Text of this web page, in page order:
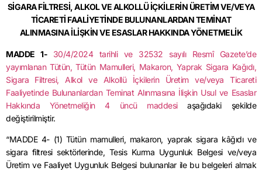
SİGARAFİLTRESİ, ALKOL VE ALKOLLÜ İÇKİLERİN ÜRETİM VE/VEYA
TİCARETİ FAALİYETİNDE BULUNANLARDAN TEMİNAT
ALINMASINA İLİŞKİNVE ESASLAR HAKKINDA YÖNETMELİK
MADDE 1- 30/4/2024tarihli ve 32532 sayılı Resmî Gazete’de
yayımlanan Tütün, Tütün Mamulleri, Makaron, Yaprak Sigara Kağıdı,
Sigara Filtresi, Alkol ve Alkollü İçkilerin Üretim ve/veya Ticareti
Faaliyetinde Bulunanlardan Teminat Alınmasına İlişkin Usul ve Esaslar
Hakkında Yönetmeliğin 4 üncü maddesiaşağıdaki şekilde
değiştirilmiştir.
“MADDE 4- (1) Tütün mamulleri, makaron, yaprak sigara kâğıdı ve
sigara filtresi sektörlerinde, Tesis Kurma Uygunluk Belgesi ve/veya
Üretim ve Faaliyet Uygunluk Belgesi bulunanlar ile bu belgeleri almak